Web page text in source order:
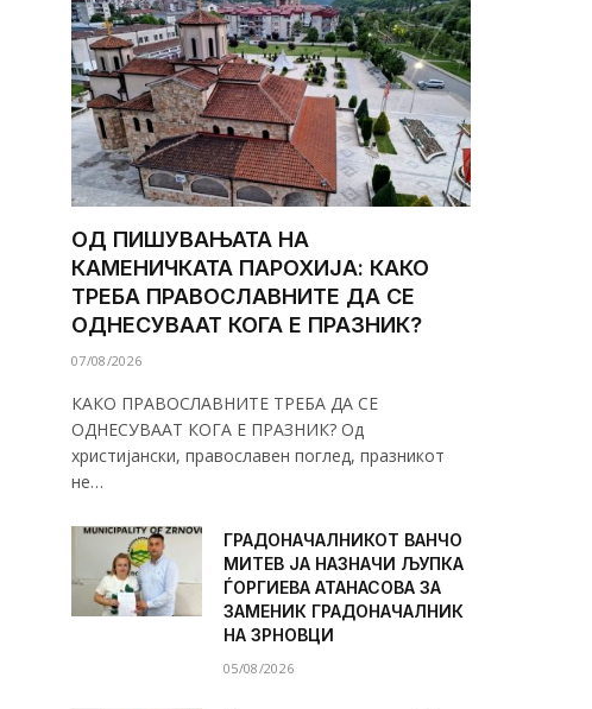
ОД ПИШУВАЊАТА НА
КАМЕНИЧКАТА ПАРОХИЈА: КАКО
ТРЕБА ПРАВОСЛАВНИТЕ ДА СЕ
ОДНЕСУВААТ КОГА Е ПРАЗНИК?
07/08/2026
КАКО ПРАВОСЛАВНИТЕ ТРЕБА ДА СЕ
ОДНЕСУВААТ КОГА Е ПРАЗНИК? Од
христијански, православен поглед, празникот
не…
ГРАДОНАЧАЛНИКОТ ВАНЧО
МИТЕВ ЈА НАЗНАЧИ ЉУПКА
ЃОРГИЕВА АТАНАСОВА ЗА
ЗАМЕНИК ГРАДОНАЧАЛНИК
НА ЗРНОВЦИ
05/08/2026